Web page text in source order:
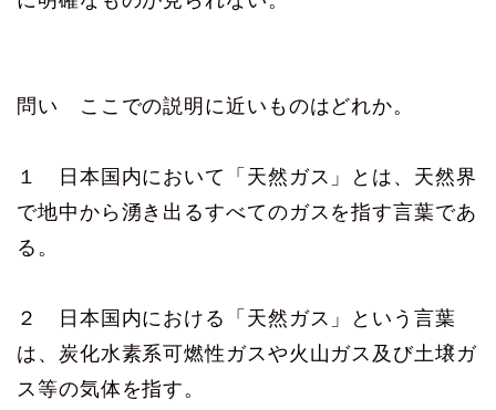
問い ここでの説明に近いものはどれか。
１ 日本国内において「天然ガス」とは、天然界
で地中から湧き出るすべてのガスを指す言葉であ
る。
２ 日本国内における「天然ガス」という言葉
は、炭化水素系可燃性ガスや火山ガス及び土壌ガ
ス等の気体を指す。